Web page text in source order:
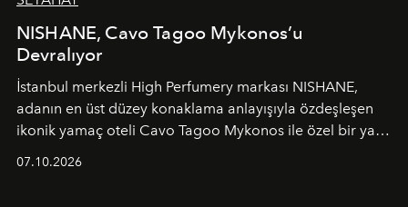
NISHANE, Cavo Tagoo Mykonos’u
Devralıyor
İstanbul merkezli High Perfumery markası NISHANE,
adanın en üst düzey konaklama anlayışıyla özdeşleşen
ikonik yamaç oteli Cavo Tagoo Mykonos ile özel bir yaz
07.10.2026